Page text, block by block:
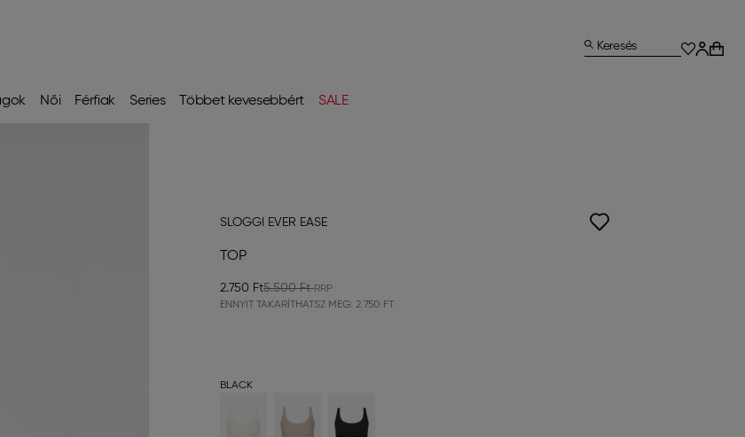
Női Férfiak Series Többet kevesebbért SALE
Keresés
SLOGGI EVER EASE
TOP
2.750 Ft5.500 Ft
ENNYIT TAKARÍTHATSZ MEG: 2.750 FT
BLACK